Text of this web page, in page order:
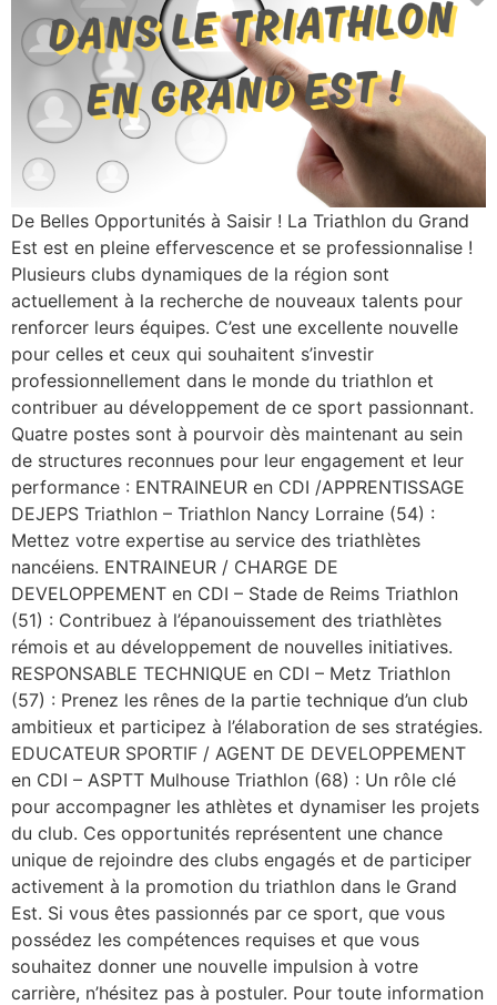
De Belles Opportunités à Saisir ! La Triathlon du Grand
Est est en pleine effervescence et se professionnalise !
Plusieurs clubs dynamiques de la région sont
actuellement à la recherche de nouveaux talents pour
renforcer leurs équipes. C’est une excellente nouvelle
pour celles et ceux qui souhaitent s’investir
professionnellement dans le monde du triathlon et
contribuer au développement de ce sport passionnant.
Quatre postes sont à pourvoir dès maintenant au sein
de structures reconnues pour leur engagement et leur
performance : ENTRAINEUR en CDI /APPRENTISSAGE
DEJEPS Triathlon – Triathlon Nancy Lorraine (54) :
Mettez votre expertise au service des triathlètes
nancéiens. ENTRAINEUR / CHARGE DE
DEVELOPPEMENT en CDI – Stade de Reims Triathlon
(51) : Contribuez à l’épanouissement des triathlètes
rémois et au développement de nouvelles initiatives.
RESPONSABLE TECHNIQUE en CDI – Metz Triathlon
(57) : Prenez les rênes de la partie technique d’un club
ambitieux et participez à l’élaboration de ses stratégies.
EDUCATEUR SPORTIF / AGENT DE DEVELOPPEMENT
en CDI – ASPTT Mulhouse Triathlon (68) : Un rôle clé
pour accompagner les athlètes et dynamiser les projets
du club. Ces opportunités représentent une chance
unique de rejoindre des clubs engagés et de participer
activement à la promotion du triathlon dans le Grand
Est. Si vous êtes passionnés par ce sport, que vous
possédez les compétences requises et que vous
souhaitez donner une nouvelle impulsion à votre
carrière, n’hésitez pas à postuler. Pour toute information